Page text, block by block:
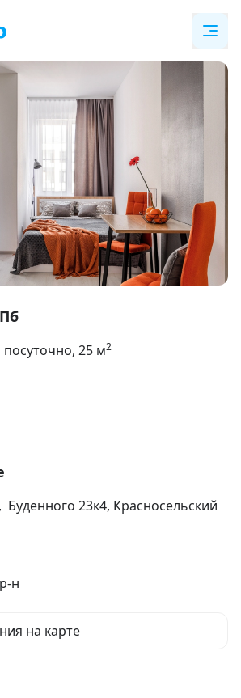
посуточно, 25 м2
Буденного 23к4, Красносельский
н
на карте